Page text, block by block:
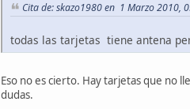
Cita de: skazo1980 en 1 Marzo 2010,
todas las tarjetas tiene antena
Eso no es cierto. Hay tarjetas que no
dudas.